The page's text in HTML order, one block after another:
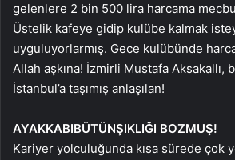
gelenlere 2 bin 500 lira harcama
Üstelik kafeye gidip kulübe kalmak
uyguluyorlarmış. Gece kulübünde
Allah aşkına! İzmirli Mustafa Aksakallı,
İstanbul’a taşımış anlaşılan!
AYAKKABIBÜTÜNŞIKLIĞI BOZMUŞ!
Kariyer yolculuğunda kısa sürede çok